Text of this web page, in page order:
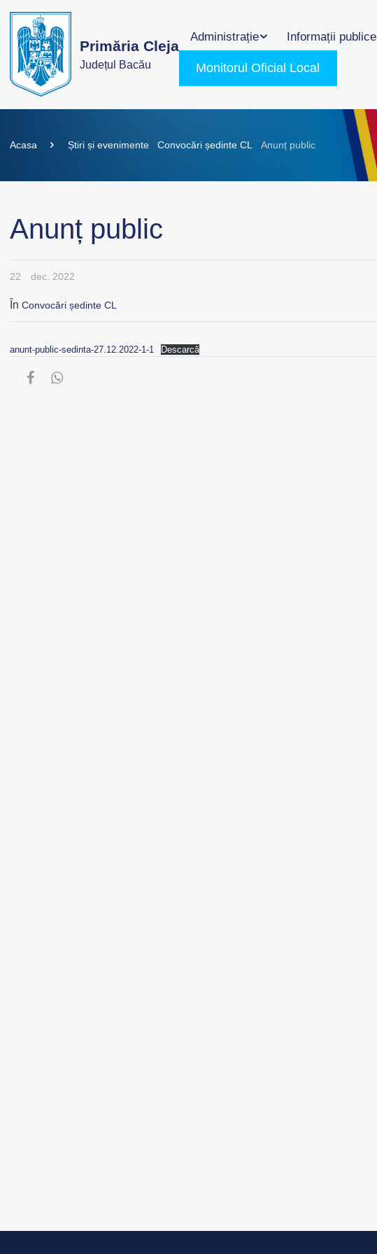
Primăria Cleja
Județul Bacău
Administrație Informații publice
Monitorul Oficial Local
Acasa Știri și evenimente Convocări ședinte CL Anunț public
Anunț public
22 dec. 2022
În Convocări ședinte CL
anunt-public-sedinta-27.12.2022-1-1 Descarcă